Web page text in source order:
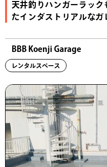
天井釣りハンガーラック
たインダストリアルなガ
BBB Koenji Garage
レンタルスペース